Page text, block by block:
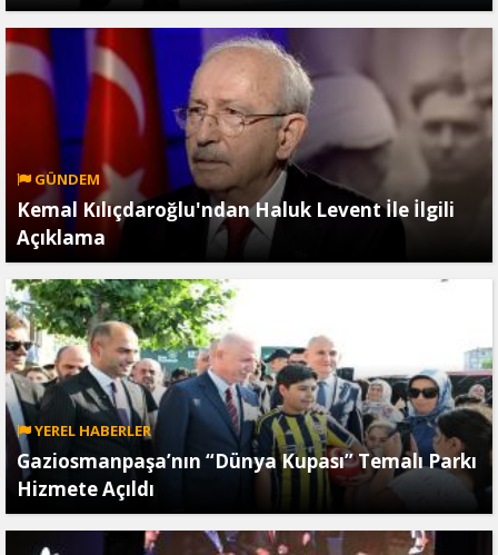
GÜNDEM
Kemal Kılıçdaroğlu'ndan Haluk Levent İle İlgili
Açıklama
YEREL HABERLER
Gaziosmanpaşa’nın “Dünya Kupası” Temalı Parkı
Hizmete Açıldı